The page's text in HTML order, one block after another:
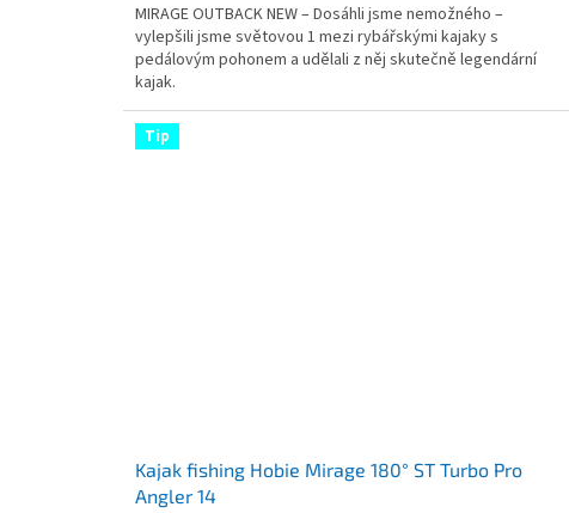
4,3
out
of
5
stars.
MIRAGE OUTBACK NEW – Dosáhli jsme nemožného –
vylepšili jsme světovou 1 mezi rybářskými kajaky s
pedálovým pohonem a udělali z něj skutečně legendární
kajak.
Tip
Kajak fishing Hobie Mirage 180° ST Turbo Pro
Angler 14